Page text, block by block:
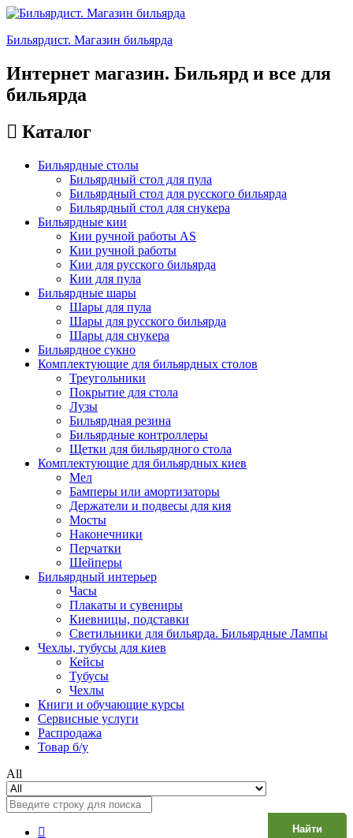
Бильярдист. Магазин бильярда
Интернет магазин. Бильярд и все для
бильярда
Каталог
Бильярдные столы
Бильярдный стол для пула
Бильярдный стол для русского бильярда
Бильярдный стол для снукера
Бильярдные кии
Кии ручной работы AS
Кии ручной работы
Кии для русского бильярда
Кии для пула
Бильярдные шары
Шары для пула
Шары для русского бильярда
Шары для снукера
Бильярдное сукно
Комплектующие для бильярдных столов
Треугольники
Покрытие для стола
Лузы
Бильярдная резина
Бильярдные контроллеры
Щетки для бильярдного стола
Комплектующие для бильярдных киев
Мел
Бамперы или амортизаторы
Держатели и подвесы для кия
Мосты
Наконечники
Перчатки
Шейперы
Бильярдный интерьер
Часы
Плакаты и сувениры
Киевницы, подставки
Светильники для бильярда. Бильярдные Лампы
Чехлы, тубусы для киев
Кейсы
Тубусы
Чехлы
Книги и обучающие курсы
Сервисные услуги
Распродажа
Товар б/у
All
Найти